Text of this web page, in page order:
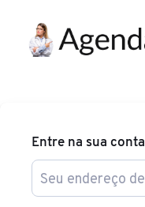
Entre na sua conta